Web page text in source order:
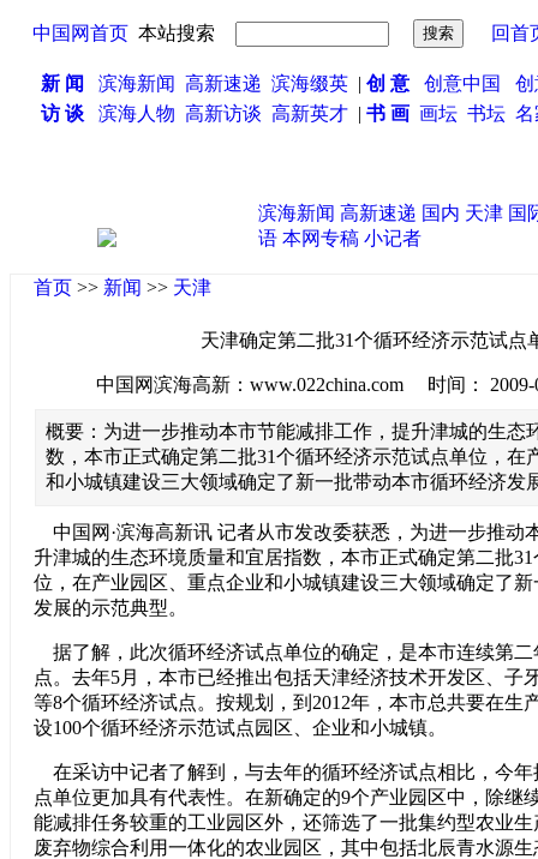
中国网首页 本站搜索 回首
新 闻 滨海新闻 高新速递 滨海缀英 | 创 意 创意中国
访 谈
滨海人物 高新访谈 高新英才 | 书 画 画坛 书坛 名
滨海新闻 高新速递 国内 天津 国
语 本网专稿 小记者
首页 >> 新闻 >> 天津
天津确定第二批31个循环经济示范试点
中国网滨海高新：www.022china.com 时间： 2009-
概要：为进一步推动本市节能减排工作，提升津城的生态
数，本市正式确定第二批31个循环经济示范试点单位，在
和小城镇建设三大领域确定了新一批带动本市循环经济发
中国网·滨海高新讯 记者从市发改委获悉，为进一步推动
升津城的生态环境质量和宜居指数，本市正式确定第二批
位，在产业园区、重点企业和小城镇建设三大领域确定了
发展的示范典型。
据了解，此次循环经济试点单位的确定，是本市连续第
点。去年5月，本市已经推出包括天津经济技术开发区、子
等8个循环经济试点。按规划，到2012年，本市总共要在生
设100个循环经济示范试点园区、企业和小城镇。
在采访中记者了解到，与去年的循环经济试点相比，今
点单位更加具有代表性。在新确定的9个产业园区中，除继
能减排任务较重的工业园区外，还筛选了一批集约型农业
废弃物综合利用一体化的农业园区，其中包括北辰青水源